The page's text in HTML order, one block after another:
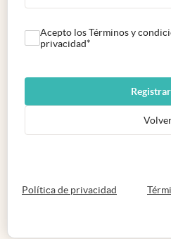
Acepto los Términos y
privacidad*
Política de privacidad abre en